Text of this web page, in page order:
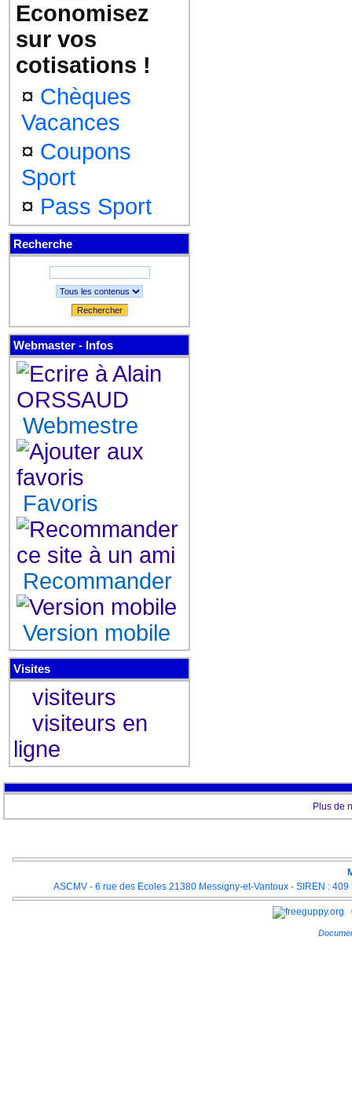
Economisez
sur vos
cotisations !
¤ Chèques
Vacances
¤ Coupons
Sport
¤ Pass Sport
Recherche
Rechercher
Webmaster - Infos
Webmestre
Favoris
Recommander
Version mobile
Visites
visiteurs
visiteurs en
ligne
Plus de
ASCMV - 6 rue des Ecoles 21380 Messigny-et-Vantoux - SIREN :